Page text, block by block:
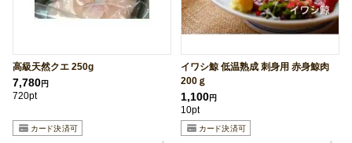
高級天然クエ 250g
7,780円
720pt
イワシ鯨 低温熟成 刺身用 赤身鯨肉
200ｇ
1,100円
10pt